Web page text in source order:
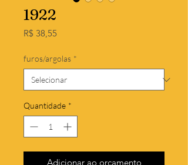
1922
R$ 38,55Preço
furos/argolas *
Quantidade *
Adicionar ao orçamento